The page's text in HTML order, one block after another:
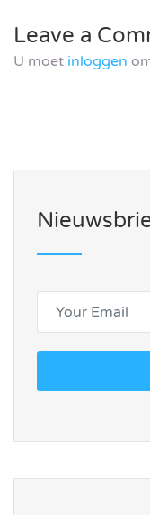
Leave a
U moet inloggen